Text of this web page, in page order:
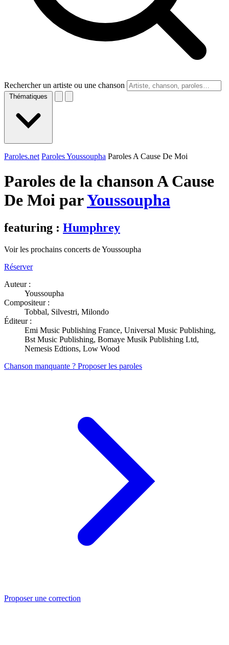
Rechercher un artiste ou une chanson
Thématiques
Paroles.net Paroles Youssoupha Paroles A Cause De Moi
Paroles de la chanson A Cause
De Moi parYoussoupha
featuring : Humphrey
Voir les prochains concerts de Youssoupha
Réserver
Auteur :
Youssoupha
Compositeur :
Tobbal, Silvestri, Milondo
Éditeur :
Emi Music Publishing France, Universal Music Publishing,
Bst Music Publishing, Bomaye Musik Publishing Ltd,
Nemesis Edtions, Low Wood
Chanson manquante ? Proposer les paroles
Proposer une correction